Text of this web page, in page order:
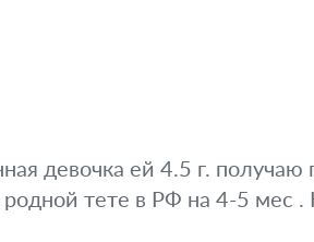
девочка ей 4.5 г.
тете в РФ на 4-5 мес .